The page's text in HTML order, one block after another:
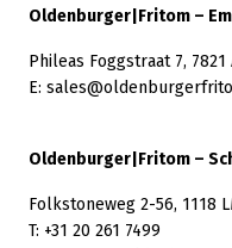
Oldenburger|Fritom –
Phileas Foggstraat 7,
E:
Oldenburger|Fritom –
Folkstoneweg 2-56, 1118
T: +31 20 261 7499